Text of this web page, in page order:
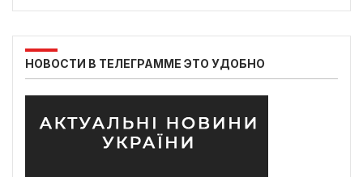
НОВОСТИ В ТЕЛЕГРАММЕ ЭТО УДОБНО